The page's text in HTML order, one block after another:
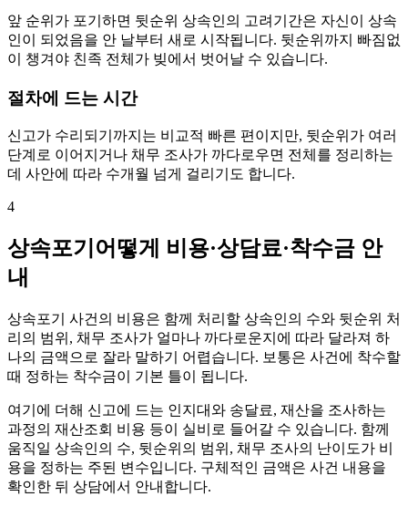
앞 순위가 포기하면 뒷순위 상속인의 고려기간은 자신이 상속
인이 되었음을 안 날부터 새로 시작됩니다. 뒷순위까지 빠짐없
이 챙겨야 친족 전체가 빚에서 벗어날 수 있습니다.
절차에 드는 시간
신고가 수리되기까지는 비교적 빠른 편이지만, 뒷순위가 여러
단계로 이어지거나 채무 조사가 까다로우면 전체를 정리하는
데 사안에 따라 수개월 넘게 걸리기도 합니다.
4
상속포기어떻게 비용·상담료·착수금 안
내
상속포기 사건의 비용은 함께 처리할 상속인의 수와 뒷순위 처
리의 범위, 채무 조사가 얼마나 까다로운지에 따라 달라져 하
나의 금액으로 잘라 말하기 어렵습니다. 보통은 사건에 착수할
때 정하는 착수금이 기본 틀이 됩니다.
여기에 더해 신고에 드는 인지대와 송달료, 재산을 조사하는
과정의 재산조회 비용 등이 실비로 들어갈 수 있습니다. 함께
움직일 상속인의 수, 뒷순위의 범위, 채무 조사의 난이도가 비
용을 정하는 주된 변수입니다. 구체적인 금액은 사건 내용을
확인한 뒤 상담에서 안내합니다.